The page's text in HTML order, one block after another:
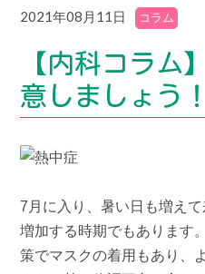
2021年08月11日 コラム
【内科コラ
意しましょう！
7月に入り、暑い日も増え
増加する時期でもあります
策でマスクの着用もあり、